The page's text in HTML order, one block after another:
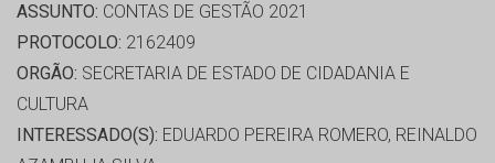
ASSUNTO: CONTAS DE GESTÃO 2021
PROTOCOLO: 2162409
ORGÃO: SECRETARIA DE ESTADO DE CIDADANIA E
CULTURA
INTERESSADO(S): EDUARDO PEREIRA ROMERO, REINALDO